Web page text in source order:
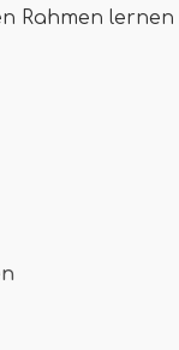
Rahmen lernen